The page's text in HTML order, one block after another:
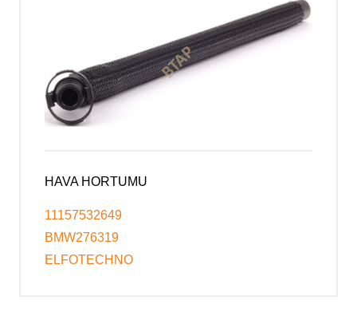
HAVA HORTUMU
11157532649
BMW276319
ELFOTECHNO